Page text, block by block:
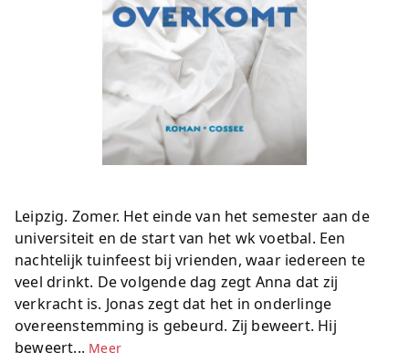
Leipzig. Zomer. Het einde van het semester aan de
universiteit en de start van het wk voetbal. Een
nachtelijk tuinfeest bij vrienden, waar iedereen te
veel drinkt. De volgende dag zegt Anna dat zij
verkracht is. Jonas zegt dat het in onderlinge
overeenstemming is gebeurd. Zij beweert. Hij
beweert... Meer